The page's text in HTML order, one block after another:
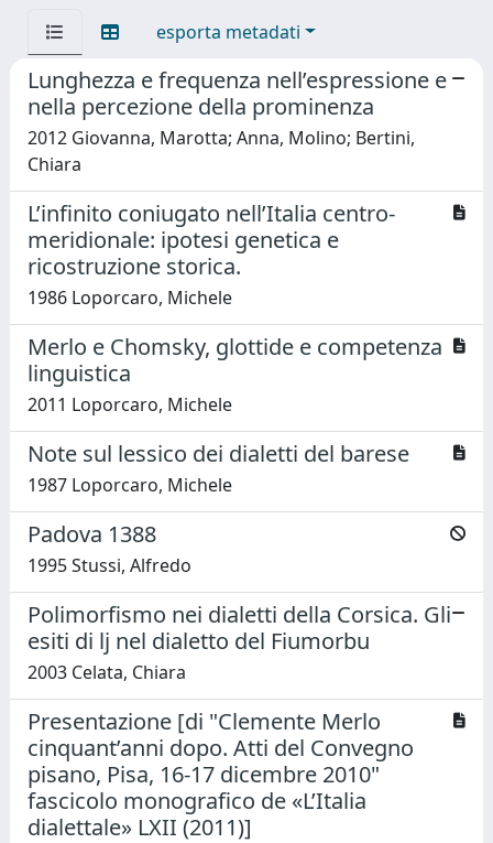
esporta metadati
Lunghezza e frequenza nell’espressione e
nella percezione della prominenza
2012 Giovanna, Marotta; Anna, Molino; Bertini,
Chiara
L’infinito coniugato nell’Italia centro-
meridionale: ipotesi genetica e
ricostruzione storica.
1986 Loporcaro, Michele
Merlo e Chomsky, glottide e competenza
linguistica
2011 Loporcaro, Michele
Note sul lessico dei dialetti del barese
1987 Loporcaro, Michele
Padova 1388
1995 Stussi, Alfredo
Polimorfismo nei dialetti della Corsica. Gli
esiti di lj nel dialetto del Fiumorbu
2003 Celata, Chiara
Presentazione [di "Clemente Merlo
cinquant’anni dopo. Atti del Convegno
pisano, Pisa, 16-17 dicembre 2010"
fascicolo monografico de «L’Italia
dialettale» LXII (2011)]